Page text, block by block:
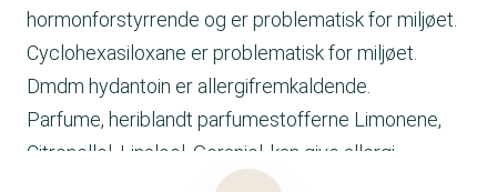
hormonforstyrrende og er problematisk for miljøet.
Cyclohexasiloxane er problematisk for miljøet.
Dmdm hydantoin er allergifremkaldende.
Parfume, heriblandt parfumestofferne Limonene,
Citronellol, Linalool, Geraniol, kan give allergi.
Disodium edta og Limonene kan være problematisk